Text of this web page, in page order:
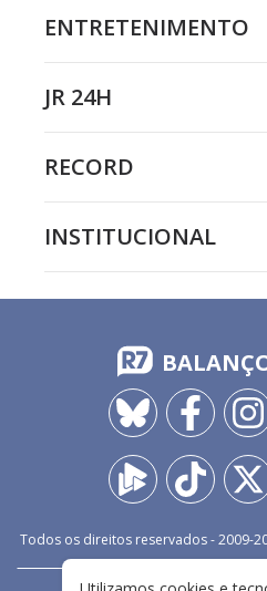
ENTRETENIMENTO
JR 24H
RECORD
INSTITUCIONAL
Todos os direitos reservados - 2009-